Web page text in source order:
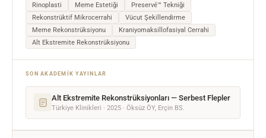
Rinoplasti
Meme Estetiği
Preservé™ Tekniği
Rekonstrüktif Mikrocerrahi
Vücut Şekillendirme
Meme Rekonstrüksiyonu
Kraniyomaksillofasiyal Cerrahi
Alt Ekstremite Rekonstrüksiyonu
SON AKADEMIK YAYINLAR
Alt Ekstremite Rekonstrüksiyonları — Serbest Flepler
Türkiye Klinikleri · 2025 · Öksüz ÖY, Erçin BS.